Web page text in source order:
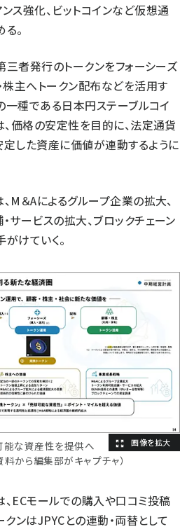
ス強化、ビットコインなど仮想通
。
三者発行のトークンをフォーシーズ
株主へトークン配布などを活用す
一種である日本円ステーブルコイ
、価格の安定性を目的に、法定通貨
した資産に価値が連動するように
M＆Aによるグループ企業の拡大、
サービスの拡大、ブロックチェーン
けていく。
能な資産性を提供へ
料から編集部がキャプチャ）
ECモールでの購入や口コミ投稿
クンはJPYCとの連動・両替として